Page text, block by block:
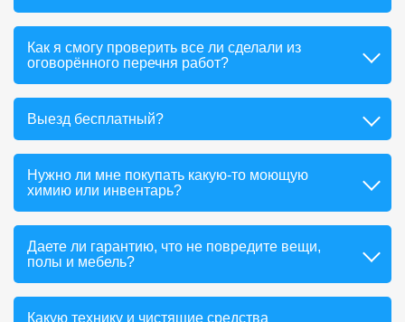
Как я смогу проверить все ли сделали из
оговорённого перечня работ?
Выезд бесплатный?
Нужно ли мне покупать какую-то моющую
химию или инвентарь?
Даете ли гарантию, что не повредите вещи,
полы и мебель?
Какую технику и чистящие средства